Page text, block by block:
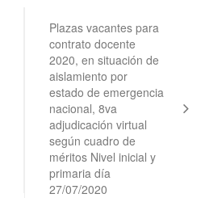
Plazas vacantes para
contrato docente
2020, en situación de
aislamiento por
estado de emergencia
nacional, 8va
adjudicación virtual
según cuadro de
méritos Nivel inicial y
primaria día
27/07/2020